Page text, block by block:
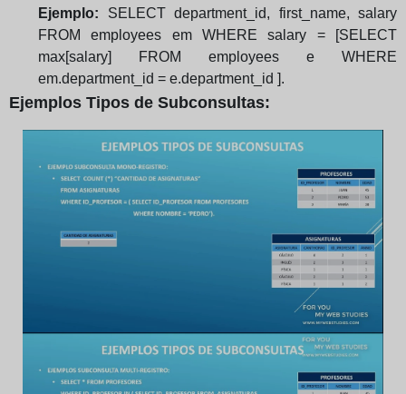
Ejemplo: SELECT department_id, first_name, salary
FROM employees em WHERE salary = [SELECT
max[salary] FROM employees e WHERE
em.department_id = e.department_id ].
Ejemplos Tipos de Subconsultas: